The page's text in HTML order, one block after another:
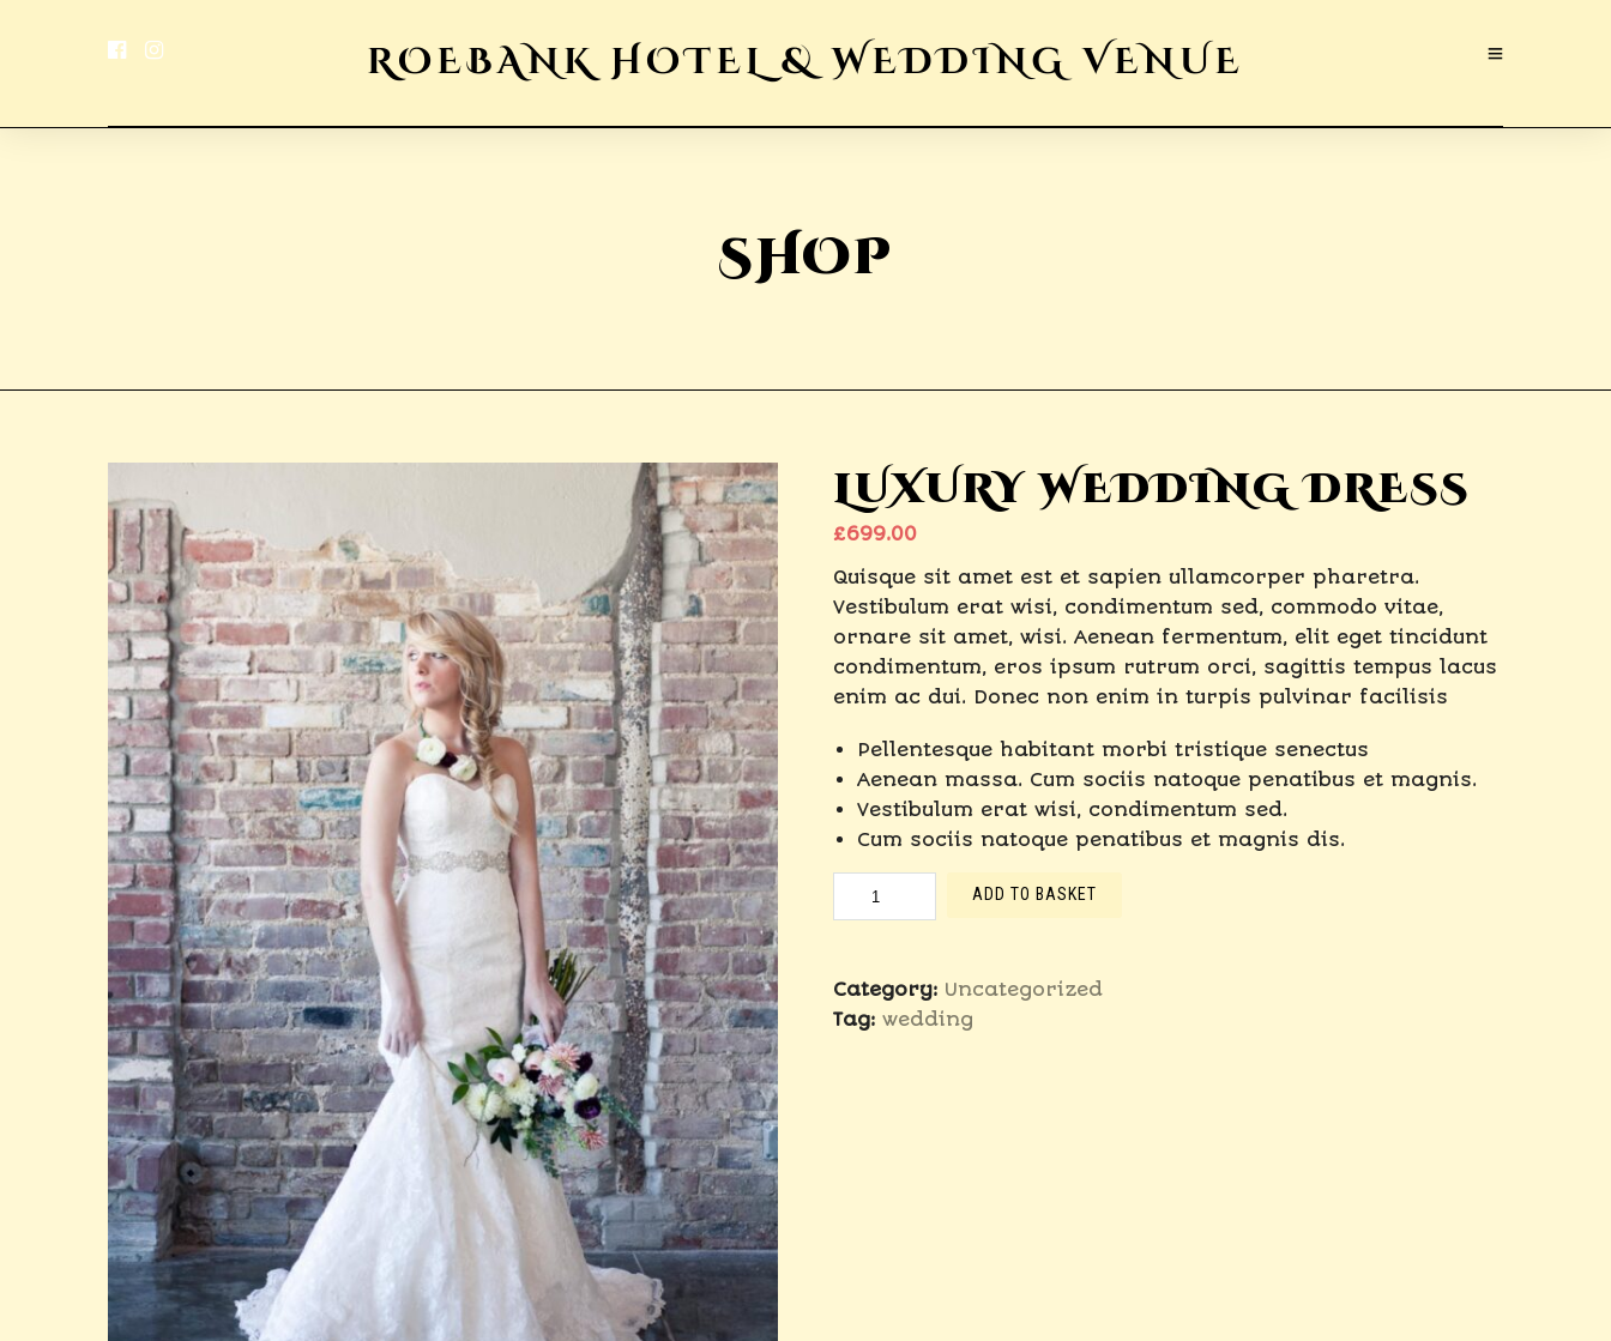
SHOP
LUXURY WEDDING DRESS
£699.00
Quisque sit amet est et sapien ullamcorper pharetra.
Vestibulum erat wisi, condimentum sed, commodo vitae,
ornare sit amet, wisi. Aenean fermentum, elit eget tincidunt
condimentum, eros ipsum rutrum orci, sagittis tempus lacus
enim ac dui. Donec non enim in turpis pulvinar facilisis
Pellentesque habitant morbi tristique senectus
Aenean massa. Cum sociis natoque penatibus et magnis.
Vestibulum erat wisi, condimentum sed.
Cum sociis natoque penatibus et magnis dis.
Luxury
Wedding
quantity
ADD TO BASKET
Category: Uncategorized
Tag:wedding